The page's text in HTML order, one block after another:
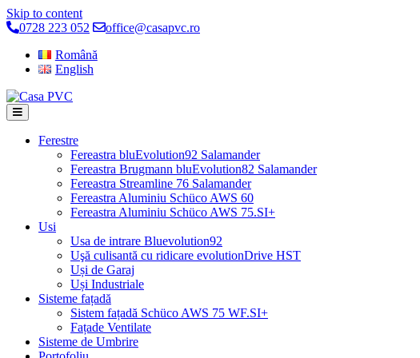
Skip to content
0728 223 052
office@casapvc.ro
Română
English
Ferestre
Fereastra bluEvolution92 Salamander
Fereastra Brugmann bluEvolution82 Salamander
Fereastra Streamline 76 Salamander
Fereastra Aluminiu Schüco AWS 60
Fereastra Aluminiu Schüco AWS 75.SI+
Usi
Usa de intrare Bluevolution92
Uşă culisantă cu ridicare evolutionDrive HST
Uși de Garaj
Uși Industriale
Sisteme fațadă
Sistem fațadă Schüco AWS 75 WF.SI+
Fațade Ventilate
Sisteme de Umbrire